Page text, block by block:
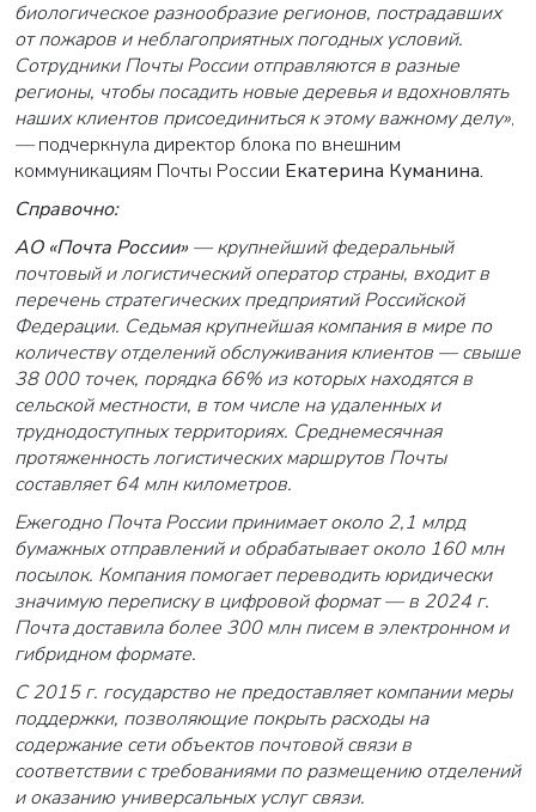
биологическое разнообразие регионов, пострадавших
от пожаров и неблагоприятных погодных условий.
Сотрудники Почты России отправляются в разные
регионы, чтобы посадить новые деревья и вдохновлять
наших клиентов присоединиться к этому важному делу»,
—подчеркнула директор блока по внешним
коммуникациям Почты России Екатерина Куманина.
Справочно:
АО «Почта России»— крупнейший федеральный
почтовый и логистический оператор страны, входит в
перечень стратегических предприятий Российской
Федерации. Седьмая крупнейшая компания в мире по
количеству отделений обслуживания клиентов — свыше
38 000 точек, порядка 66% из которых находятся в
сельской местности, в том числе на удаленных и
труднодоступных территориях. Среднемесячная
протяженность логистических маршрутов Почты
составляет 64 млн километров.
Ежегодно Почта России принимает около 2,1 млрд
бумажных отправлений и обрабатывает около 160 млн
посылок. Компания помогает переводить юридически
значимую переписку в цифровой формат — в 2024 г.
Почта доставила более 300 млн писем в электронном и
гибридном формате.
С 2015 г. государство не предоставляет компании меры
поддержки, позволяющие покрыть расходы на
содержание сети объектов почтовой связи в
соответствии с требованиями по размещению отделений
и оказанию универсальных услуг связи.